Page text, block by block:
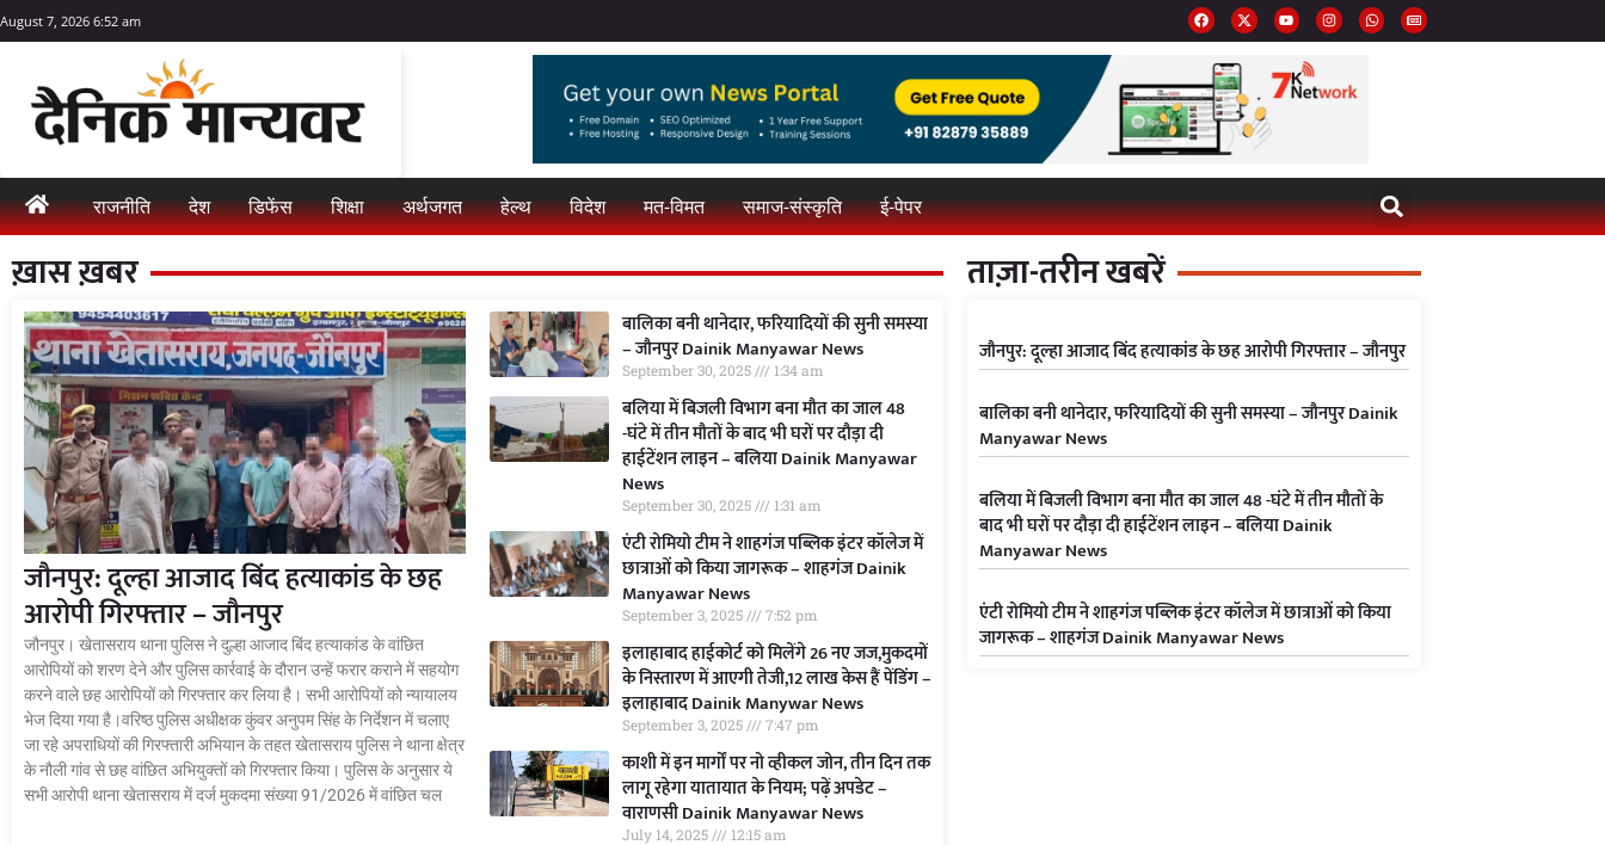
August 7, 2026 6:52 am
राजनीति देश डिफेंस शिक्षा अर्थजगत हेल्थ विदेश मत-विमत समाज-संस्कृति ई-पेपर
ख़ास ख़बर
जौनपुर: दूल्हा आजाद बिंद हत्याकांड के छह
आरोपी गिरफ्तार – जौनपुर
जौनपुर। खेतासराय थाना पुलिस ने दुल्हा आजाद बिंद हत्याकांड के वांछित
आरोपियों को शरण देने और पुलिस कार्रवाई के दौरान उन्हें फरार कराने में सहयोग
करने वाले छह आरोपियों को गिरफ्तार कर लिया है। सभी आरोपियों को न्यायालय
भेज दिया गया है।वरिष्ठ पुलिस अधीक्षक कुंवर अनुपम सिंह के निर्देशन में चलाए
जा रहे अपराधियों की गिरफ्तारी अभियान के तहत खेतासराय पुलिस ने थाना क्षेत्र
के नौली गांव से छह वांछित अभियुक्तों को गिरफ्तार किया। पुलिस के अनुसार ये
सभी आरोपी थाना खेतासराय में दर्ज मुकदमा संख्या 91/2026 में वांछित चल
बालिका बनी थानेदार, फरियादियों की सुनी समस्या
– जौनपुर Dainik Manyawar News
September 30, 2025 1:34 am
बलिया में बिजली विभाग बना मौत का जाल 48
-घंटे में तीन मौतों के बाद भी घरों पर दौड़ा दी
हाईटेंशन लाइन – बलिया Dainik Manyawar
News
September 30, 2025 1:31 am
एंटी रोमियो टीम ने शाहगंज पब्लिक इंटर कॉलेज में
छात्राओं को किया जागरूक – शाहगंज Dainik
Manyawar News
September 3, 2025 7:52 pm
इलाहाबाद हाईकोर्ट को मिलेंगे 26 नए जज,मुकदमों
के निस्तारण में आएगी तेजी,12 लाख केस हैं पेंडिंग –
इलाहाबाद Dainik Manywar News
September 3, 2025 7:47 pm
काशी में इन मार्गों पर नो व्हीकल जोन, तीन दिन तक
लागू रहेगा यातायात के नियम; पढ़ें अपडेट –
वाराणसी Dainik Manyawar News
July 14, 2025 12:15 am
ताज़ा-तरीन खबरें
जौनपुर: दूल्हा आजाद बिंद हत्याकांड के छह आरोपी गिरफ्तार – जौनपुर
बालिका बनी थानेदार, फरियादियों की सुनी समस्या – जौनपुर Dainik
Manyawar News
बलिया में बिजली विभाग बना मौत का जाल 48 -घंटे में तीन मौतों के
बाद भी घरों पर दौड़ा दी हाईटेंशन लाइन – बलिया Dainik
Manyawar News
एंटी रोमियो टीम ने शाहगंज पब्लिक इंटर कॉलेज में छात्राओं को किया
जागरूक – शाहगंज Dainik Manyawar News